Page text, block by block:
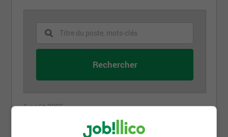
6 août 2026
Réceptionniste / Agente de bureau
L'Expert Carrossier Rive-Sud / Le Carrossier Rive-